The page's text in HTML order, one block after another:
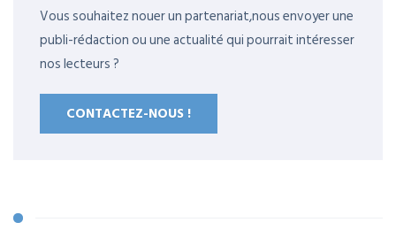
Vous souhaitez nouer un partenariat,nous envoyer une
publi-rédaction ou une actualité qui pourrait intéresser
nos lecteurs ?
CONTACTEZ-NOUS !